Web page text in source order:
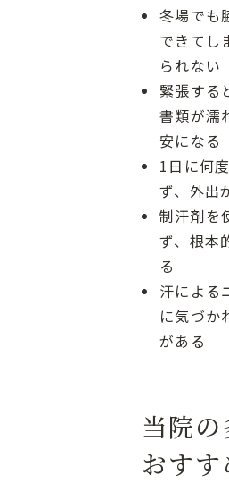
冬場でも
できてし
られない
緊張する
書類が濡
安になる
1日に何
ず、外出
制汗剤を
ず、根本
る
汗による
に気づか
がある
当院
おす